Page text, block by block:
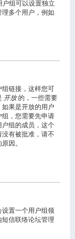
户组可以设置独立
多个用户，例如
链接，这样您可
开放的，一些需要
果是开放的用户
，您需要先申请
组的成员，这个
有被批准，请不
因。
置一个用户组领
信联络论坛管理